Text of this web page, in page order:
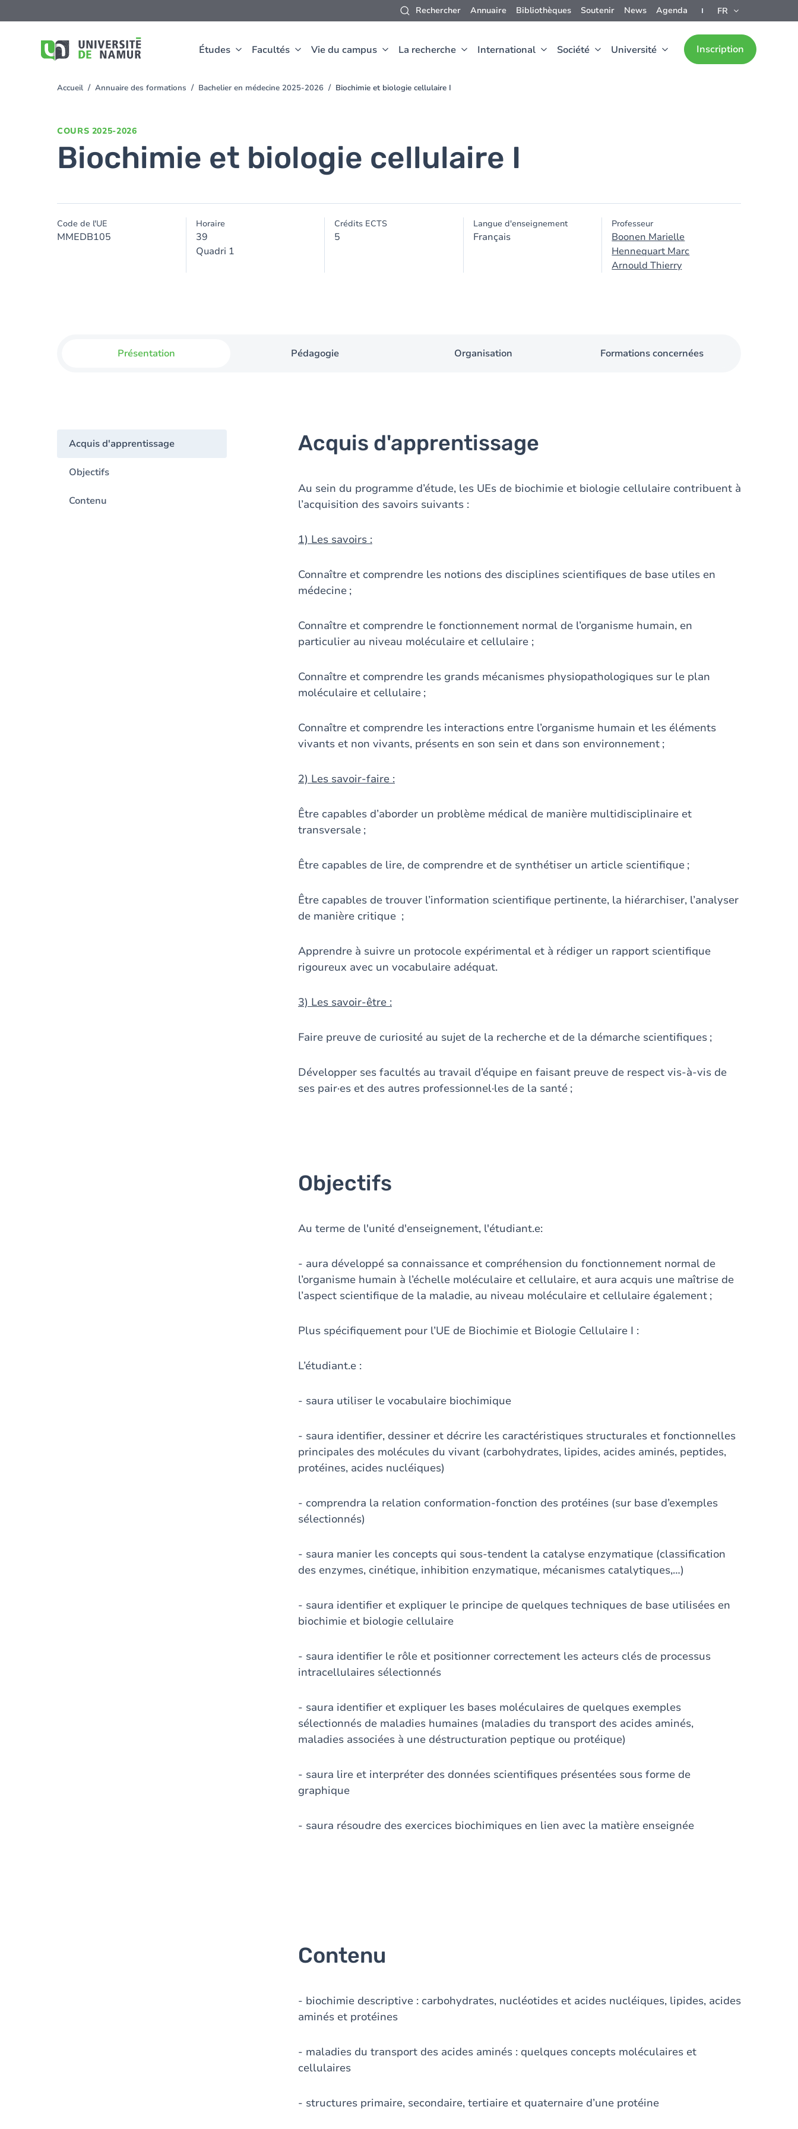
Rechercher Annuaire Bibliothèques Soutenir News Agenda FR
Études Facultés Vie du campus La recherche International Société Université Inscription
au
You
Accueil Annuaire des formations Bachelier en médecine 2025-2026 Biochimie et biologie cellulaire I
COURS 2025-2026
Biochimie et biologie cellulaire I
Code de l'UE
MMEDB105
Horaire
39
Quadri 1
Crédits ECTS
5
Langue d'enseignement
Français
Professeur
Boonen Marielle
Hennequart Marc
Arnould Thierry
Présentation Pédagogie Organisation Formations concernées
Acquis d'apprentissage
Objectifs
Contenu
Acquis d'apprentissage
Au sein du programme d’étude, les UEs de biochimie et biologie cellulaire contribuent à
l’acquisition des savoirs suivants :
1) Les savoirs :
Connaître et comprendre les notions des disciplines scientifiques de base utiles en
médecine ;
Connaître et comprendre le fonctionnement normal de l’organisme humain, en
particulier au niveau moléculaire et cellulaire ;
Connaître et comprendre les grands mécanismes physiopathologiques sur le plan
moléculaire et cellulaire ;
Connaître et comprendre les interactions entre l’organisme humain et les éléments
vivants et non vivants, présents en son sein et dans son environnement ;
2) Les savoir-faire :
Être capables d’aborder un problème médical de manière multidisciplinaire et
transversale ;
Être capables de lire, de comprendre et de synthétiser un article scientifique ;
Être capables de trouver l’information scientifique pertinente, la hiérarchiser, l’analyser
de manière critique ;
Apprendre à suivre un protocole expérimental et à rédiger un rapport scientifique
rigoureux avec un vocabulaire adéquat.
3) Les savoir-être :
Faire preuve de curiosité au sujet de la recherche et de la démarche scientifiques ;
Développer ses facultés au travail d’équipe en faisant preuve de respect vis-à-vis de
ses pair·es et des autres professionnel·les de la santé ;
Objectifs
Au terme de l'unité d'enseignement, l'étudiant.e:
- aura développé sa connaissance et compréhension du fonctionnement normal de
l’organisme humain à l’échelle moléculaire et cellulaire, et aura acquis une maîtrise de
l’aspect scientifique de la maladie, au niveau moléculaire et cellulaire également ;
Plus spécifiquement pour l’UE de Biochimie et Biologie Cellulaire I :
L’étudiant.e :
- saura utiliser le vocabulaire biochimique
- saura identifier, dessiner et décrire les caractéristiques structurales et fonctionnelles
principales des molécules du vivant (carbohydrates, lipides, acides aminés, peptides,
protéines, acides nucléiques)
- comprendra la relation conformation-fonction des protéines (sur base d’exemples
sélectionnés)
- saura manier les concepts qui sous-tendent la catalyse enzymatique (classification
des enzymes, cinétique, inhibition enzymatique, mécanismes catalytiques,…)
- saura identifier et expliquer le principe de quelques techniques de base utilisées en
biochimie et biologie cellulaire
- saura identifier le rôle et positionner correctement les acteurs clés de processus
intracellulaires sélectionnés
- saura identifier et expliquer les bases moléculaires de quelques exemples
sélectionnés de maladies humaines (maladies du transport des acides aminés,
maladies associées à une déstructuration peptique ou protéique)
- saura lire et interpréter des données scientifiques présentées sous forme de
graphique
- saura résoudre des exercices biochimiques en lien avec la matière enseignée
Contenu
- biochimie descriptive : carbohydrates, nucléotides et acides nucléiques, lipides, acides
aminés et protéines
- maladies du transport des acides aminés : quelques concepts moléculaires et
cellulaires
- structures primaire, secondaire, tertiaire et quaternaire d’une protéine